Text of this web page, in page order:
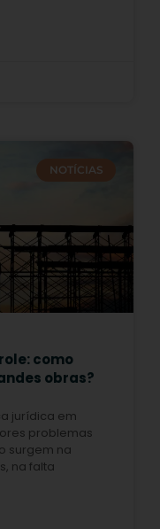
NOTÍCIAS
como
obras?
jurídica em
problemas
surgem na
na falta